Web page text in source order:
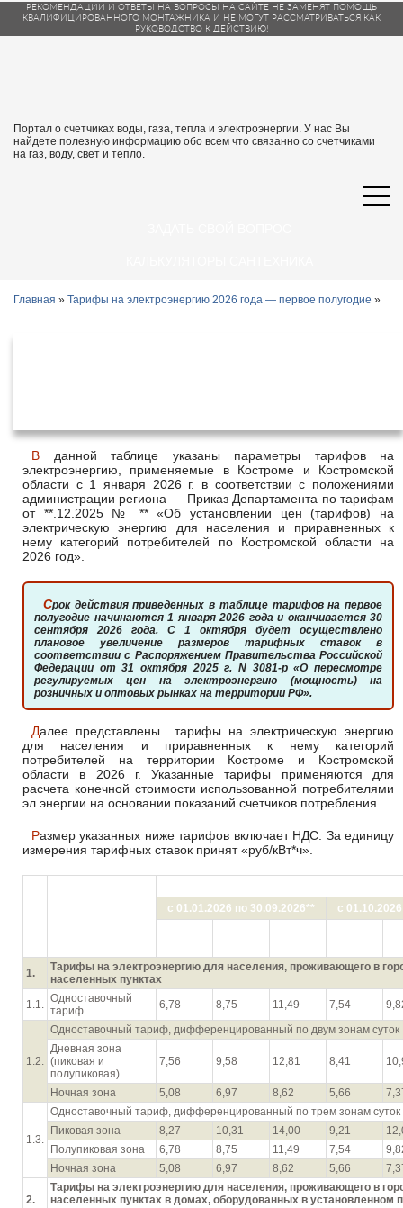
РЕКОМЕНДАЦИИ И ОТВЕТЫ НА ВОПРОСЫ НА САЙТЕ НЕ ЗАМЕНЯТ ПОМОЩЬ
КВАЛИФИЦИРОВАННОГО МОНТАЖНИКА И НЕ МОГУТ РАССМАТРИВАТЬСЯ КАК
РУКОВОДСТВО К ДЕЙСТВИЮ!
Портал о счетчиках воды, газа, тепла и электроэнергии. У нас Вы
найдете полезную информацию обо всем что связанно со счетчиками
на газ, воду, свет и тепло.
Главная » Тарифы на электроэнергию 2026 года — первое полугодие »
В данной таблице указаны параметры тарифов на
электроэнергию, применяемые в Костроме и Костромской
области с 1 января 2026 г. в соответствии с положениями
администрации региона — Приказ Департамента по тарифам
от **.12.2025 № ** «Об установлении цен (тарифов) на
электрическую энергию для населения и приравненных к
нему категорий потребителей по Костромской области на
2026 год».
Срок действия приведенных в таблице тарифов на первое
полугодие начинаются 1 января 2026 года и оканчивается 30
сентября 2026 года. С 1 октября будет осуществлено
плановое увеличение размеров тарифных ставок в
соответствии с Распоряжением Правительства Российской
Федерации от 31 октября 2025 г. N 3081-р «О пересмотре
регулируемых цен на электроэнергию (мощность) на
розничных и оптовых рынках на территории РФ».
Далее представлены тарифы на электрическую энергию
для населения и приравненных к нему категорий
потребителей на территории Костроме и Костромской
области в 2026 г. Указанные тарифы применяются для
расчета конечной стоимости использованной потребителями
эл.энергии на основании показаний счетчиков потребления.
Размер указанных ниже тарифов включает НДС. За единицу
измерения тарифных ставок принят «руб/кВт*ч».
с 01.01.2026 по 30.09.2026**
с
1.
Тарифы на электроэнергию для населения, проживающего в
населенных пунктах
1.1. Одноставочный
тариф
6,78 8,75 11,49 7,54
1.2.
Одноставочный тариф, дифференцированный по двум зонам суток
Дневная зона
(пиковая и
полупиковая)
7,56 9,58 12,81 8,41
Ночная зона 5,08 6,97 8,62 5,66
1.3.
Одноставочный тариф, дифференцированный по трем зонам суток
Пиковая зона
8,27 10,31 14,00 9,21
Полупиковая зона
6,78 8,75 11,49 7,54
Ночная зона
5,08 6,97 8,62 5,66
2.
Тарифы на электроэнергию для населения, проживающего в
населенных пунктах в домах, оборудованных в установленном